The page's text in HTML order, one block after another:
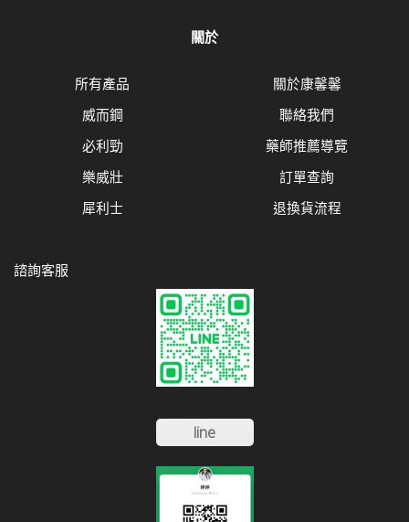
關於
所有產品
威而鋼
必利勁
樂威壯
犀利士
關於康馨馨
聯絡我們
藥師推薦導覽
訂單查詢
退換貨流程
諮詢客服
line